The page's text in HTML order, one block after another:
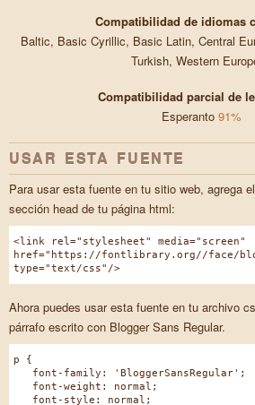
Compatibilidad de idiomas
Baltic, Basic Cyrillic, Basic Latin, Central
Turkish, Western
Compatibilidad parcial de
Esperanto 91%
USAR ESTA FUENTE
Para usar esta fuente en tu sitio web, agrega
sección head de tu página html:
<link rel="stylesheet" media="screen"
href="https://fontlibrary.org//face/
type="text/css"/>
Ahora puedes usar esta fuente en tu archivo
párrafo escrito con Blogger Sans Regular.
p {
font-family: 'BloggerSansRegular';
font-weight: normal;
font-style: normal;